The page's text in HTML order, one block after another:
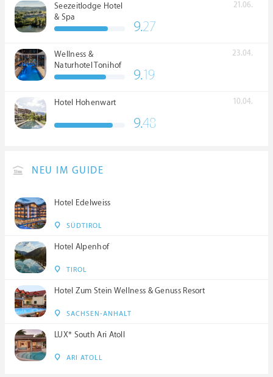
Seezeitlodge Hotel
& Spa
21.06.
9.27
Wellness &
Naturhotel Tonihof
****S
23.04.
9.19
Hotel Hohenwart 10.04.
9.48
NEU IM GUIDE
Hotel Edelweiss
SÜDTIROL
Hotel Alpenhof
TIROL
Hotel Zum Stein Wellness & Genuss Resort
SACHSEN-ANHALT
LUX* South Ari Atoll
ARI ATOLL